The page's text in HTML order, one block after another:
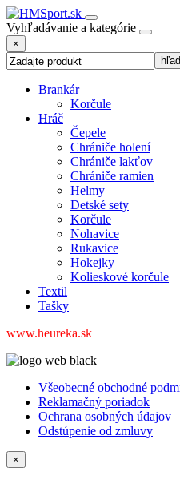
Vyhľadávanie a kategórie
×
Brankár
Korčule
Hráč
Čepele
Chrániče holení
Chrániče lakťov
Chrániče ramien
Helmy
Detské sety
Korčule
Nohavice
Rukavice
Hokejky
Kolieskové korčule
Textil
Tašky
www.heureka.sk
Všeobecné obchodné
Reklamačný poriadok
Ochrana osobných údajov
Odstúpenie od zmluvy
×